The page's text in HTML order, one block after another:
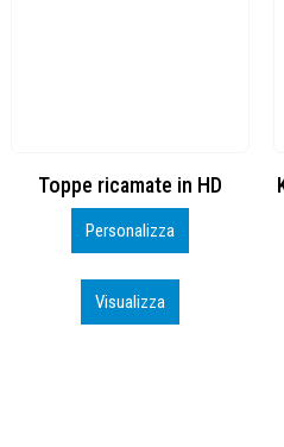
KIT CAMP 100 2026_perso
Personalizza
Visualizza